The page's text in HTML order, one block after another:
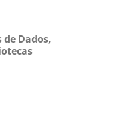
de Dados,